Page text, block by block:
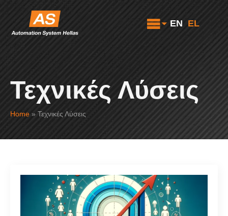
EN EL
Τεχνικές Λύσεις
Home » Τεχνικές Λύσεις